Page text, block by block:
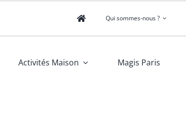
Qui sommes-nous ?
Activités Maison Magis Paris